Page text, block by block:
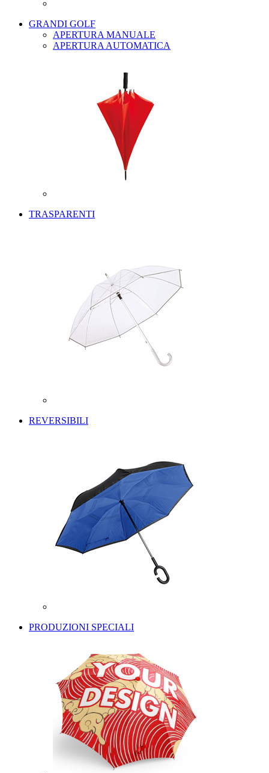
GRANDI GOLF
APERTURA MANUALE
APERTURA AUTOMATICA
TRASPARENTI
REVERSIBILI
PRODUZIONI SPECIALI